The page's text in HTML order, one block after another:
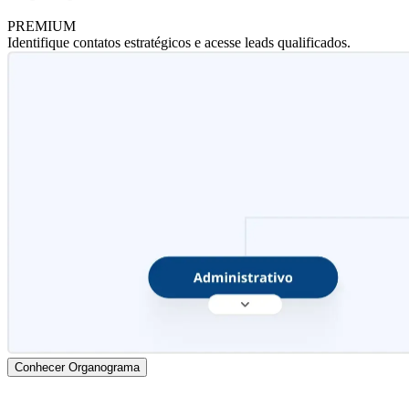
PREMIUM
Identifique contatos estratégicos e acesse leads qualificados.
Conhecer Organograma